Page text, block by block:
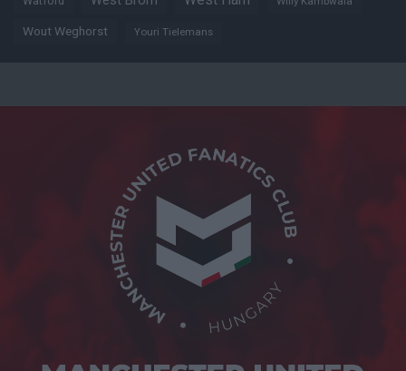
Wout Weghorst Youri Tielemans